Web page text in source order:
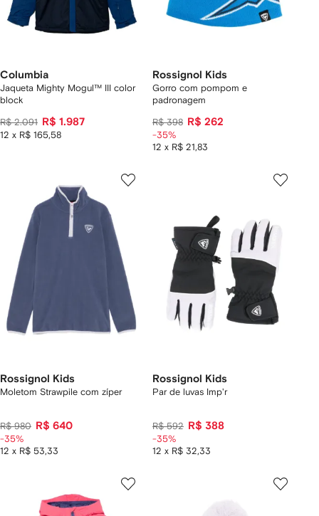
Columbia
Jaqueta Mighty Mogul™ III color
block
R$ 2.091 R$ 1.987
12 x R$ 165,58
Rossignol Kids
Gorro com pompom e
padronagem
R$ 398 R$ 262
12 x R$ 21,83
-35%
Rossignol Kids
Moletom Strawpile com zíper
R$ 980 R$ 640
12 x R$ 53,33
-35%
Rossignol Kids
Par de luvas Imp'r
R$ 592 R$ 388
12 x R$ 32,33
-35%